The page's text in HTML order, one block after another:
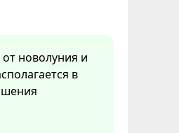
новолуния и
в